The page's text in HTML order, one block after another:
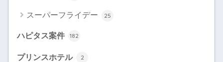
スーパーフライデー 25
ハピタス案件 182
プリンスホテル 2